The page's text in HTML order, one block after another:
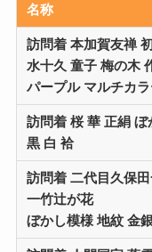
名称
訪問着 本加賀友禅
水十久 童子 梅の木
パープル マルチカ
訪問着 桜 華 正絹 ぼ
黒 白 袷
訪問着 二代目久保
一竹辻が花
ぼかし模様 地紋 金